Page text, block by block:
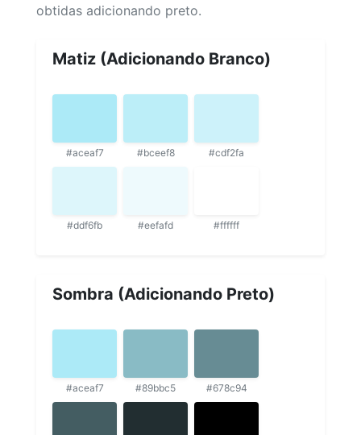
obtidas adicionando preto.
Matiz (Adicionando Branco)
#aceaf7 #bceef8 #cdf2fa
#ddf6fb #eefafd #ffffff
Sombra (Adicionando Preto)
#aceaf7 #89bbc5 #678c94